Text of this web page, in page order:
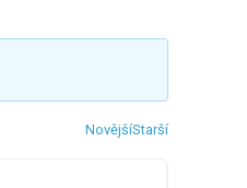
NovějšíStarší